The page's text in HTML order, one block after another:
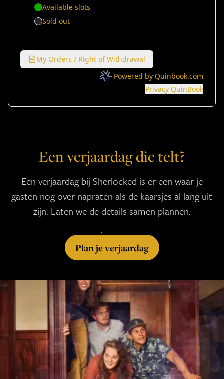
Een verjaardag die telt?
Een verjaardag bij Sherlocked is er een waar je
gasten nog over napraten als de kaarsjes al lang uit
zijn. Laten we de details samen plannen.
Plan je verjaardag